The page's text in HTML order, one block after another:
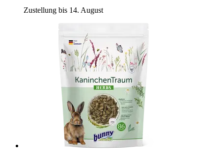
Zustellung bis 14. August